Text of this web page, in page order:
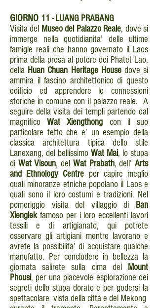
GIORNO 11 - LUANG PRABANG
Visita del Museo del Palazzo Reale, dove si
immerge nella quotidianita’ delle ultime
famigle reali che hanno governato il Laos
prima della presa al potere dei Phatet Lao,
della Huan Chuan Heritage Housedove si
ammira il fascino architettonico di questo
edificio ed apprendere le connessioni
storiche in comune con il palazzo reale. A
seguire della visita dei templi partendo dal
magnificoWat Xiengthong con il suo
particolare tetto che e’ un esempio della
classica architettura tipica dello stile
Lanexang, del bellissimo Wat Mai, lo stupa
di Wat Visoun, del Wat Prabath, dell’Arts
and Ethnology Centre per capire meglio
quali minoranze etniche popolano il Laos e
quali sono il loro costumi e tradizioni. Nel
pomeriggio visita del villaggio di
Ban
Xienglekfamoso per i loro eccellenti lavori
tessili e di artigianato, qui potrete
osservare gli artigiani mentre lavorano e
avrete la possibilita’ di acquistare qualche
manufatto. Per concludere in bellezza la
giornata salirete sulla cima del
Mount
Phousi, per una piacevole esplorazione dei
segreti dello stupa dorato e per godersi la
spettacolare vista della città e del Mekong